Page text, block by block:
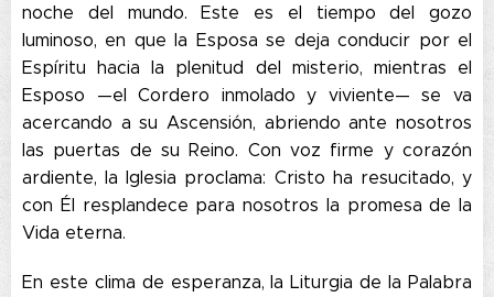
noche del mundo. Este es el tiempo del gozo
luminoso, en que la Esposa se deja conducir por el
Espíritu hacia la plenitud del misterio, mientras el
Esposo —el Cordero inmolado y viviente— se va
acercando a su Ascensión, abriendo ante nosotros
las puertas de su Reino. Con voz firme y corazón
ardiente, la Iglesia proclama: Cristo ha resucitado, y
con Él resplandece para nosotros la promesa de la
Vida eterna.
En este clima de esperanza, la Liturgia de la Palabra